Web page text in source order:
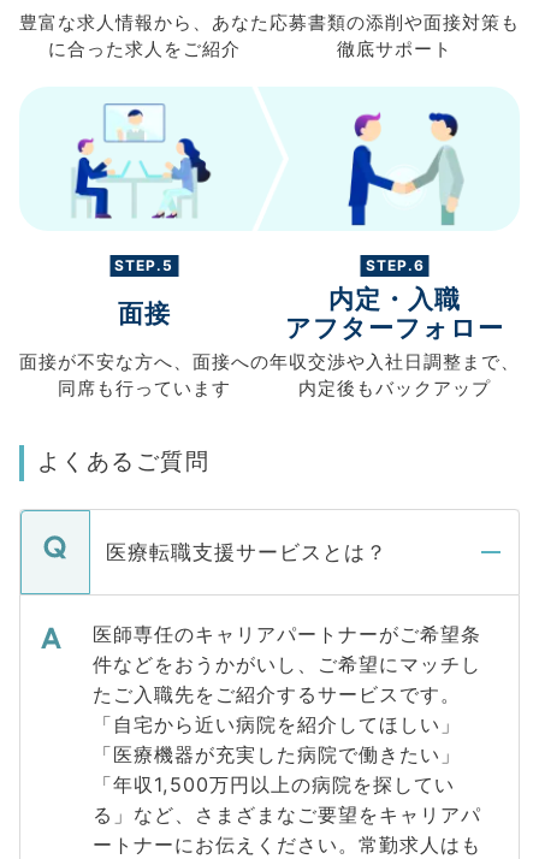
豊富な求人情報から、 あなた
に合った求人を ご紹介
応募書類の添削や面接対策も
徹底サポート
STEP.5
面接
面接が不安な方へ、 面接への
同席も行っています
STEP.6
内定・入職
アフターフォロー
年収交渉や入社日調整まで、
内定後もバックアップ
よくあるご質問
医療転職支援サービスとは？
医師専任のキャリアパートナーがご希望条
件などをおうかがいし、ご希望にマッチし
たご入職先をご紹介するサービスです。
「自宅から近い病院を紹介してほしい」
「医療機器が充実した病院で働きたい」
「年収1,500万円以上の病院を探してい
る」など、さまざまなご要望をキャリアパ
ートナーにお伝えください。常勤求人はも